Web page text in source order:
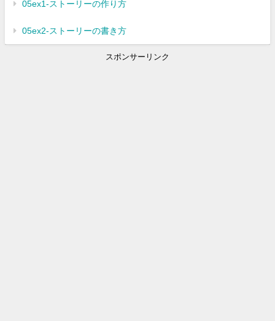
05ex1-ストーリーの作り方
05ex2-ストーリーの書き方
スポンサーリンク